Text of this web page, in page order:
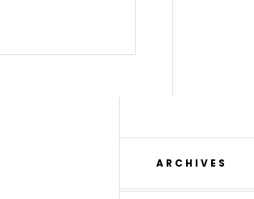
ARCHIVES